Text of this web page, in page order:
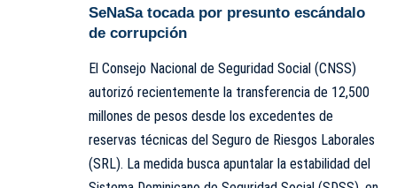
SeNaSa tocada por presunto escándalo
de corrupción
El Consejo Nacional de Seguridad Social (CNSS)
autorizó recientemente la transferencia de 12,500
millones de pesos desde los excedentes de
reservas técnicas del Seguro de Riesgos Laborales
(SRL). La medida busca apuntalar la estabilidad del